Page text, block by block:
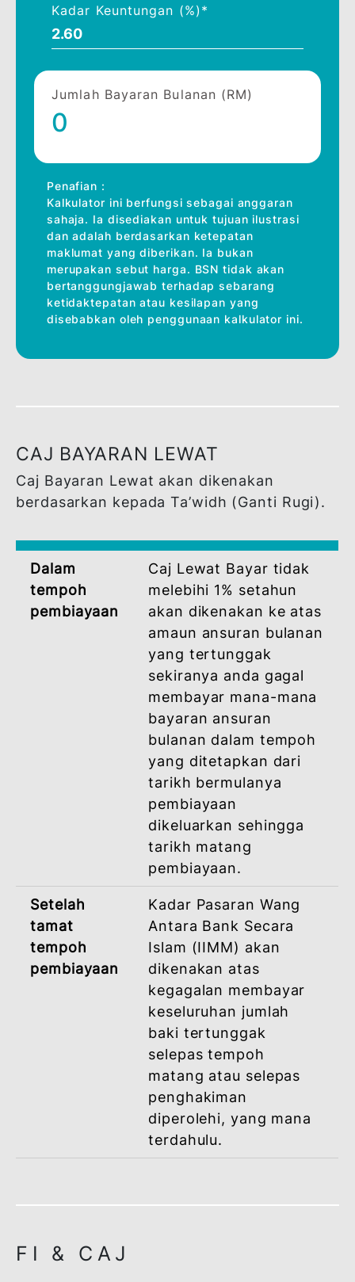
Ingin tahu amaun yang anda perlu
bayar setiap bulan? Kami akan bantu
pembiayaan anda di sini
Jumlah Pembiayaan (RM)
Tempoh Pembiayaan *
12 Bulan
0
Penafian :
Kalkulator ini berfungsi sebagai anggaran
sahaja. Ia disediakan untuk tujuan ilustrasi
dan adalah berdasarkan ketepatan
maklumat yang diberikan. Ia bukan
merupakan sebut harga. BSN tidak akan
bertanggungjawab terhadap sebarang
ketidaktepatan atau kesilapan yang
disebabkan oleh penggunaan kalkulator ini.
CAJ BAYARAN LEWAT
Caj Bayaran Lewat akan dikenakan
berdasarkan kepada Ta’widh (Ganti
Dalam
Caj Lewat Bayar tidak
melebihi 1% setahun
akan dikenakan ke
amaun ansuran
yang tertunggak
sekiranya anda gagal
membayar mana-mana
bayaran ansuran
tarikh bermulanya